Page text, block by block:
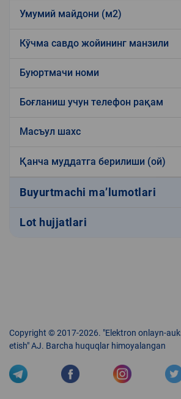
Умумий майдони (м2)
Кўчма савдо жойининг манзили
Буюртмачи номи
Боғланиш учун телефон рақам
Масъул шахс
Қанча муддатга берилиши (ой)
Buyurtmachi ma’lumotlari
Lot hujjatlari
Copyright © 2017-2026. "Elektron onlayn-
etish" AJ. Barcha huquqlar himoyalangan